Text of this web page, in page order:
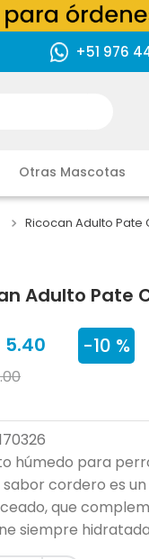
+51 976
Otras Mascotas
Ricocan Adulto Pate
Adulto Pate
.00
5.40 -10 %
húmedo para
cordero es
que
siempre